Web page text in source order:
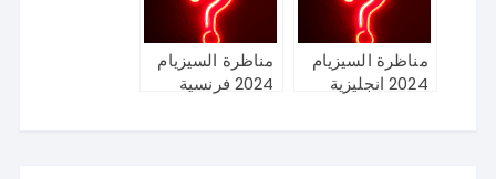
مناظرة السيزيام
2024 انجليزية
مناظرة السيزيام
2024 فرنسية